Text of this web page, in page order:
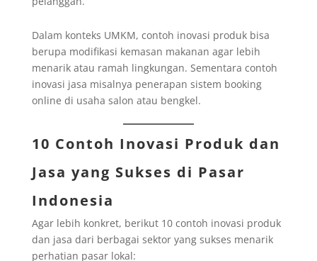
Dalam konteks UMKM, contoh inovasi produk bisa
berupa modifikasi kemasan makanan agar lebih
menarik atau ramah lingkungan. Sementara contoh
inovasi jasa misalnya penerapan sistem booking
online di usaha salon atau bengkel.
10 Contoh Inovasi Produk dan
Jasa yang Sukses di Pasar
Indonesia
Agar lebih konkret, berikut 10 contoh inovasi produk
dan jasa dari berbagai sektor yang sukses menarik
perhatian pasar lokal: